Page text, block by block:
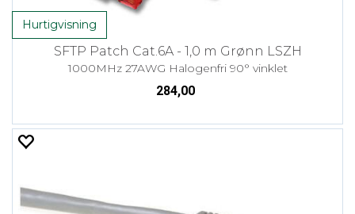
Hurtigvisning
SFTP Patch Cat.6A - 1,0 m Grønn LSZH
1000MHz 27AWG Halogenfri 90° vinklet
284,00